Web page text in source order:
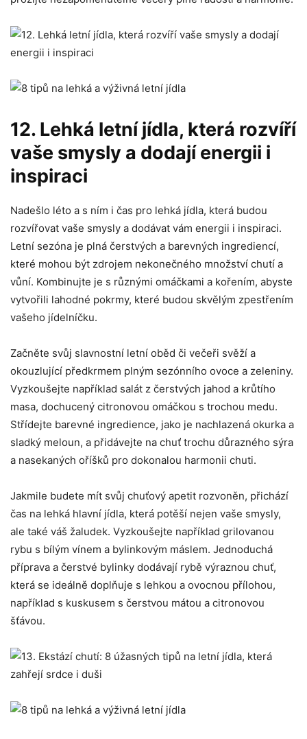
12. Lehká letní jídla, která ‍rozvíří⁢
vaše smysly a dodají energii i
inspiraci
Nadešlo léto a s ním ⁣i čas pro lehká jídla, ⁢která budou
rozvířovat vaše smysly a dodávat‌ vám energii‌ i inspiraci.
Letní⁣ sezóna je plná ⁤čerstvých a barevných ⁣ingrediencí,
které mohou být⁤ zdrojem‍ nekonečného⁤ množství chutí a
⁣vůní. Kombinujte je s⁤ různými omáčkami a kořením, abyste
vytvořili lahodné pokrmy, které budou skvělým ⁣zpestřením
vašeho jídelníčku.
Začněte svůj slavnostní letní oběd či večeři svěží a
okouzlující⁢ předkrmem plným sezónního ovoce⁢ a zeleniny.
Vyzkoušejte například salát z čerstvých jahod a krůtího
masa, dochucený citronovou omáčkou s trochou medu.
Střídejte barevné ingredience, jako je nachlazená okurka a
sladký meloun, ​a přidávejte na chuť trochu důrazného sýra
a nasekaných oříšků pro ⁤dokonalou harmonii chuti.
Jakmile budete mít⁤ svůj chuťový apetit rozvoněn, přichází
čas​ na lehká hlavní jídla, která potěší nejen‍ vaše smysly,
ale také váš žaludek. ⁤Vyzkoušejte‌ například‌ grilovanou
rybu ⁢s bílým vínem a bylinkovým‌ máslem. Jednoduchá
příprava a čerstvé ​bylinky dodávají rybě výraznou chuť,
která se ideálně doplňuje s lehkou a ovocnou ⁢přílohou,
například s kuskusem s⁢ čerstvou mátou a citronovou
šťávou.